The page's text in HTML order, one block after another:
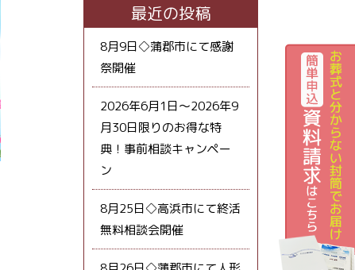
最近の投稿
8月9日◇蒲郡市にて感謝
祭開催
2026年6月1日～2026年9
月30日限りのお得な特
典！事前相談キャンペー
ン
8月25日◇高浜市にて終活
無料相談会開催